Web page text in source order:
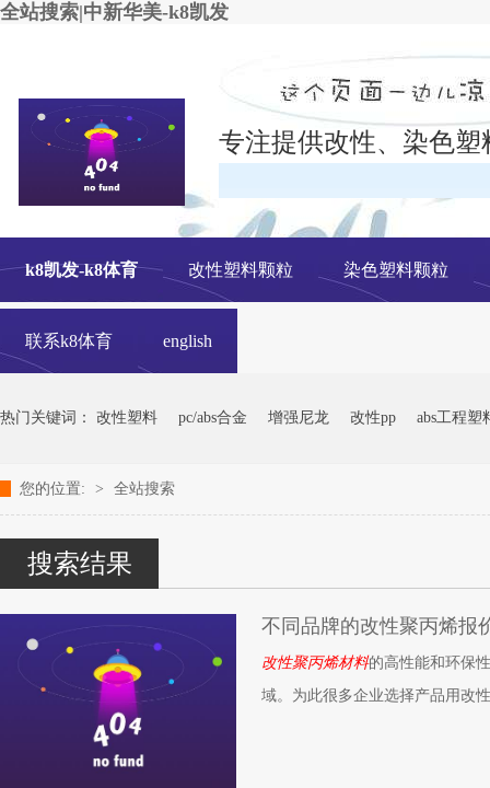
全站搜索|中新华美-k8凯发
改性塑料颗粒、染色塑料颗粒生产厂家---- 青岛中新华美塑料有限公司
专注提供改性、染色
k8凯发-k8体育 改性塑料颗粒 染色塑料颗粒
联系k8体育 english
热门关键词： 改性塑料 pc/abs合金 增强尼龙 改性pp abs工程塑
您的位置: > 全站搜索
搜索结果
不同品牌的改性聚丙烯报
改性聚丙烯材料的高性能和环保
域。为此很多企业选择产品用改